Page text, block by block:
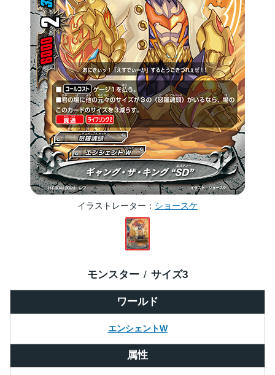
イラストレーター ショースケ
ワールド
エンシェントW
モンスター サイズ3
属性